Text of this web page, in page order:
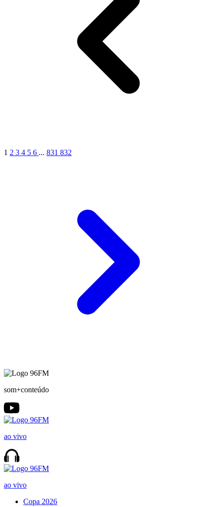
1 2 3 4 5 6 ... 831 832
som+conteúdo
ao vivo
ao vivo
Copa 2026